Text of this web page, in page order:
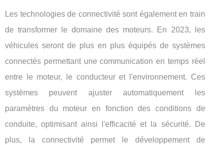
Les technologies de connectivité sont également en train
de transformer le domaine des moteurs. En 2023, les
véhicules seront de plus en plus équipés de systèmes
connectés permettant une communication en temps réel
entre le moteur, le conducteur et l'environnement. Ces
systèmes peuvent ajuster automatiquement les
paramètres du moteur en fonction des conditions de
conduite, optimisant ainsi l'efficacité et la sécurité. De
plus, la connectivité permet le développement de